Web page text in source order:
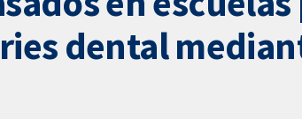
dental